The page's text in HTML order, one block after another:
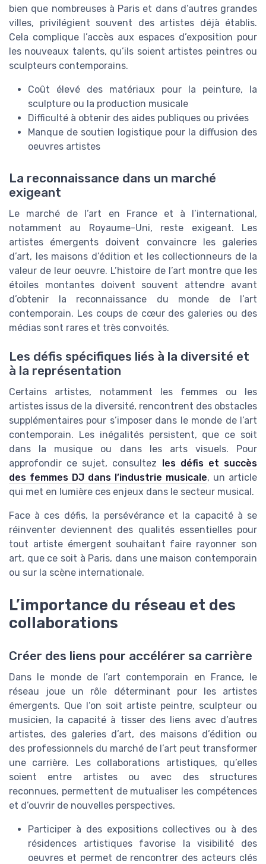
bien que nombreuses à Paris et dans d’autres grandes
villes, privilégient souvent des artistes déjà établis.
Cela complique l’accès aux espaces d’exposition pour
les nouveaux talents, qu’ils soient artistes peintres ou
sculpteurs contemporains.
Coût élevé des matériaux pour la peinture, la
sculpture ou la production musicale
Difficulté à obtenir des aides publiques ou privées
Manque de soutien logistique pour la diffusion des
oeuvres artistes
La reconnaissance dans un marché
exigeant
Le marché de l’art en France et à l’international,
notamment au Royaume-Uni, reste exigeant. Les
artistes émergents doivent convaincre les galeries
d’art, les maisons d’édition et les collectionneurs de la
valeur de leur oeuvre. L’histoire de l’art montre que les
étoiles montantes doivent souvent attendre avant
d’obtenir la reconnaissance du monde de l’art
contemporain. Les coups de cœur des galeries ou des
médias sont rares et très convoités.
Les défis spécifiques liés à la diversité et
à la représentation
Certains artistes, notamment les femmes ou les
artistes issus de la diversité, rencontrent des obstacles
supplémentaires pour s’imposer dans le monde de l’art
contemporain. Les inégalités persistent, que ce soit
dans la musique ou dans les arts visuels. Pour
approfondir ce sujet, consultez
les défis et succès
des femmes DJ dans l’industrie musicale, un article
qui met en lumière ces enjeux dans le secteur musical.
Face à ces défis, la persévérance et la capacité à se
réinventer deviennent des qualités essentielles pour
tout artiste émergent souhaitant faire rayonner son
art, que ce soit à Paris, dans une maison contemporain
ou sur la scène internationale.
L’importance du réseau et des
collaborations
Créer des liens pour accélérer sa carrière
Dans le monde de l’art contemporain en France, le
réseau joue un rôle déterminant pour les artistes
émergents. Que l’on soit artiste peintre, sculpteur ou
musicien, la capacité à tisser des liens avec d’autres
artistes, des galeries d’art, des maisons d’édition ou
des professionnels du marché de l’art peut transformer
une carrière. Les collaborations artistiques, qu’elles
soient entre artistes ou avec des structures
reconnues, permettent de mutualiser les compétences
et d’ouvrir de nouvelles perspectives.
Participer à des expositions collectives ou à des
résidences artistiques favorise la visibilité des
oeuvres et permet de rencontrer des acteurs clés